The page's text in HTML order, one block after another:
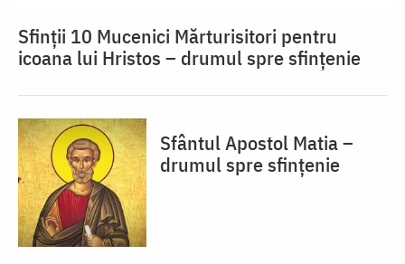
Sfinții 10 Mucenici Mărturisitori pentru
icoana lui Hristos – drumul spre sfințenie
Sfântul Apostol Matia –
drumul spre sfințenie